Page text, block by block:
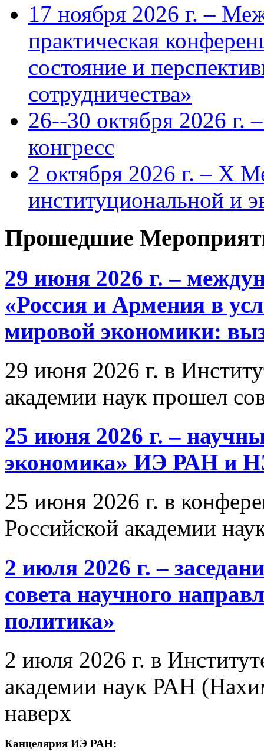
17 ноября 2026 г. –
практическая
состояние и
сотрудничества»
26--30 октября 2026 г.
конгресс
2 октября 2026 г. – X
институциональной и
Прошедшие
29 июня 2026 г. –
«Россия и Армения в
мировой экономики:
29 июня 2026 г. в
академии наук прошел
25 июня 2026 г. –
экономика» ИЭ РАН и
25 июня 2026 г. в
Российской академии
2 июля 2026 г. –
совета научного
политика»
2 июля 2026 г. в
академии наук РАН
наверх
Канцелярия ИЭ РАН: